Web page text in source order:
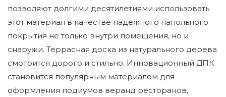
позволяют долгими десятилетиями использовать
этот материал в качестве надежного напольного
покрытия не только внутри помещения, но и
снаружи. Террасная доска из натурального дерева
смотрится дорого и стильно. Инновационный ДПК
становится популярным материалом для
оформления подиумов веранд ресторанов,